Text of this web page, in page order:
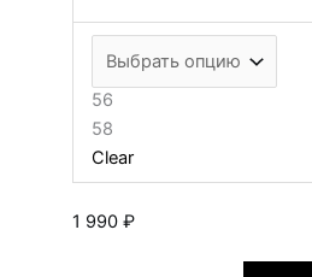
56
58
Clear
1 990 ₽